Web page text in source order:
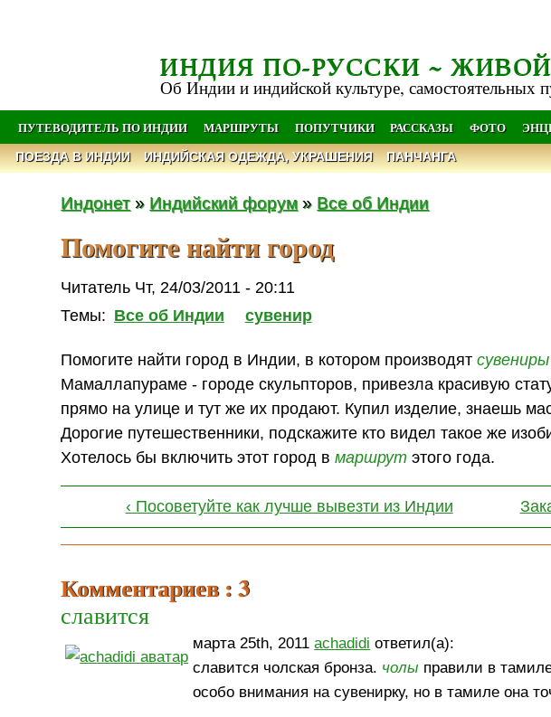
ИНДИЯ ПО-РУССКИ ~
Об Индии и индийской культуре, самостоятельных
ПУТЕВОДИТЕЛЬ ПО ИНДИИ МАРШРУТЫ ПОПУТЧИКИ РАССКАЗЫ ФОТО
ПОЕЗДА В ИНДИИ ИНДИЙСКАЯ ОДЕЖДА, УКРАШЕНИЯ ПАНЧАНГА
Индонет» Индийский форум » Все об Индии
Помогите найти город
Читатель Чт, 24/03/2011 - 20:11
Темы: Все об Индии сувенир
Помогите найти город в Индии, в котором производятсувениры
Мамаллапураме - городе скульпторов, привезла красивую
прямо на улице и тут же их продают. Купил изделие, знаешь
Дорогие путешественники, подскажите кто видел такое же
Хотелось бы включить этот город вмаршрут этого года.
‹ Посоветуйте как лучше вывезти из Индии
Комментариев : 3
славится
марта 25th, 2011achadidi ответил(а):
славится чолская бронза. чолы правили в
особо внимания на сувенирку, но в тамиле она